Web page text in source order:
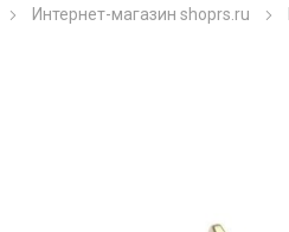
Интернет-магазин shoprs.ru